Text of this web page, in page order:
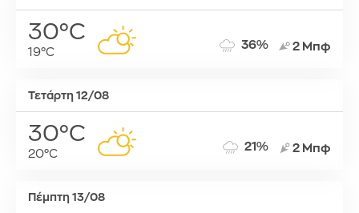
30°C
19°C
36% 2 Μπφ
Τετάρτη 12/08
30°C
20°C
21% 2 Μπφ
Πέμπτη 13/08